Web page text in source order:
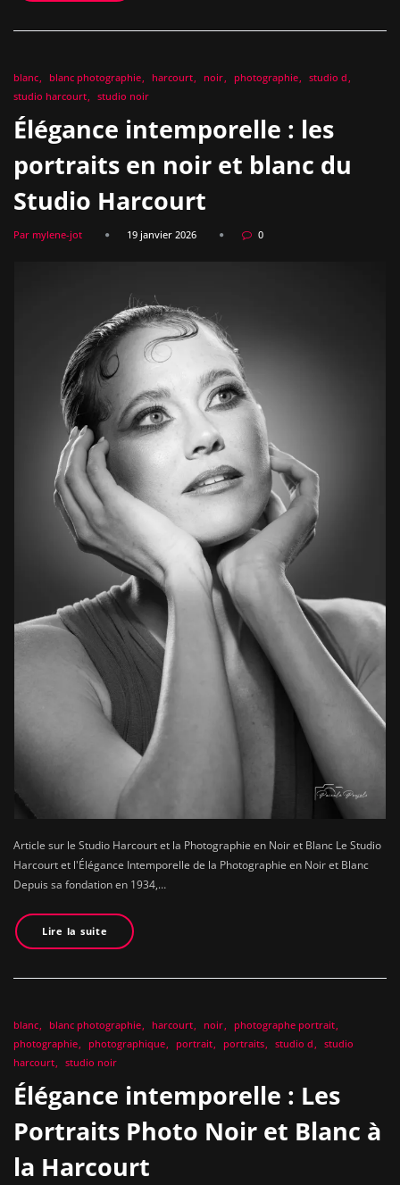
blanc blanc photographie harcourt noir photographie
studio d
studio harcourt
studio noir
Élégance intemporelle : les
portraits en noir et blanc du
Studio Harcourt
Par mylene-jot 19 janvier 2026 0
Article sur le Studio Harcourt et la Photographie en Noir et Blanc Le Studio
Harcourt et l'Élégance Intemporelle de la Photographie en Noir et Blanc
Depuis sa fondation en 1934,…
Lire la suite
blanc blanc photographie harcourt noir
photographe portrait
photographie
photographique portrait portraits studio d
studio
harcourt
studio noir
Élégance intemporelle : Les
Portraits Photo Noir et Blanc à
la Harcourt